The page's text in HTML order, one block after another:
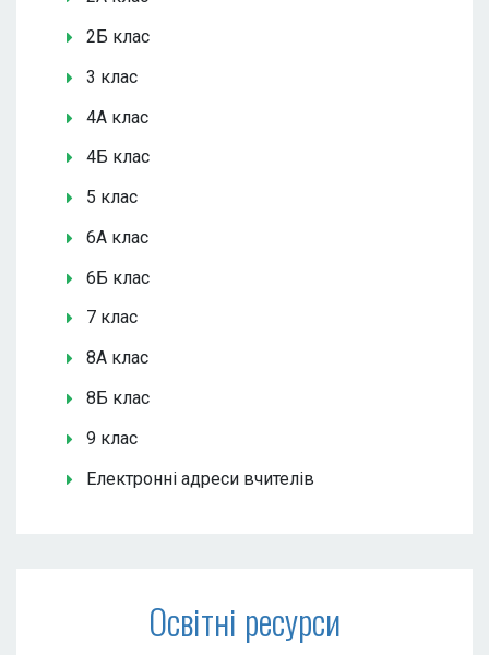
2Б клас
3 клас
4А клас
4Б клас
5 клас
6А клас
6Б клас
7 клас
8А клас
8Б клас
9 клас
Електронні адреси вчителів
Освітні ресурси